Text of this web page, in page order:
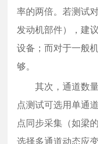
率的两倍。若测试
发动机部件），建
设备；而对于一般
够。
其次，通道数量
点测试可选用单通
点同步采集（如梁
选择多通道动态应